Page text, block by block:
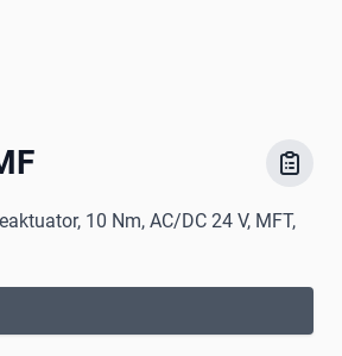
10 Nm, AC/DC 24 V, MFT,